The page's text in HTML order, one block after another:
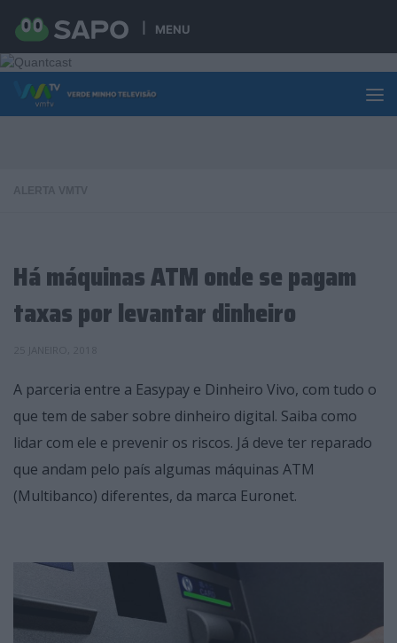
MENU
Skip to content
Há máquinas ATM onde se pagam
taxas por levantar dinheiro
A parceria entre a Easypay e Dinheiro Vivo, com tudo o
que tem de saber sobre dinheiro digital. Saiba como
lidar com ele e prevenir os riscos. Já deve ter reparado
que andam pelo país algumas máquinas ATM
(Multibanco) diferentes, da marca Euronet.